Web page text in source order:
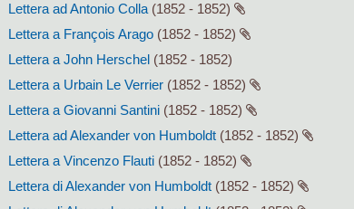
Lettera ad Antonio Colla (1852 - 1852)
Lettera a François Arago (1852 - 1852)
Lettera a John Herschel (1852 - 1852)
Lettera a Urbain Le Verrier (1852 - 1852)
Lettera a Giovanni Santini (1852 - 1852)
Lettera ad Alexander von Humboldt (1852 - 1852)
Lettera a Vincenzo Flauti (1852 - 1852)
Lettera di Alexander von Humboldt (1852 - 1852)